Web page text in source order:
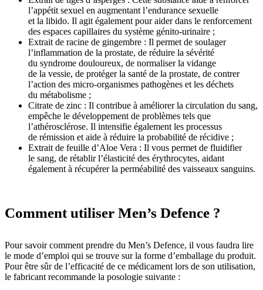
l’appétit sexuel en augmentant l’endurance sexuelle
et la libido. Il agit également pour aider dans le renforcement
des espaces capillaires du système génito-urinaire ;
Extrait de racine de gingembre : Il permet de soulager
l’inflammation de la prostate, de réduire la sévérité
du syndrome douloureux, de normaliser la vidange
de la vessie, de protéger la santé de la prostate, de contrer
l’action des micro-organismes pathogènes et les déchets
du métabolisme ;
Citrate de zinc : Il contribue à améliorer la circulation du sang,
empêche le développement de problèmes tels que
l’athérosclérose. Il intensifie également les processus
de rémission et aide à réduire la probabilité de récidive ;
Extrait de feuille d’Aloe Vera : Il vous permet de fluidifier
le sang, de rétablir l’élasticité des érythrocytes, aidant
également à récupérer la perméabilité des vaisseaux sanguins.
Comment utiliser Men’s Defence ?
Pour savoir comment prendre du Men’s Defence, il vous faudra lire
le mode d’emploi qui se trouve sur la forme d’emballage du produit.
Pour être sûr de l’efficacité de ce médicament lors de son utilisation,
le fabricant recommande la posologie suivante :